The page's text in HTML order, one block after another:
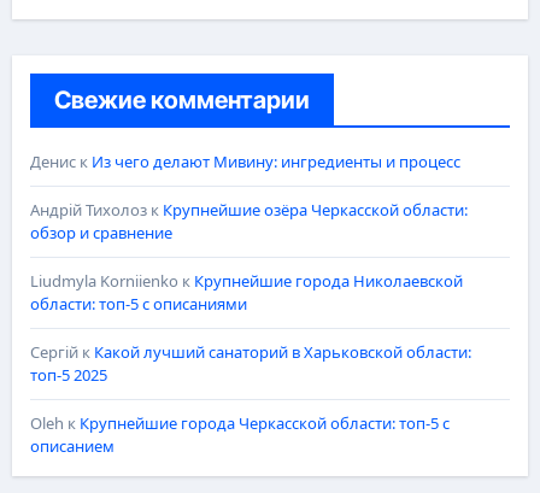
Свежие комментарии
Дениск Из чего делают Мивину: ингредиенты и процесс
Андрій Тихолозк Крупнейшие озёра Черкасской области:
обзор и сравнение
Liudmyla Korniienko к Крупнейшие города Николаевской
области: топ-5 с описаниями
Сергійк Какой лучший санаторий в Харьковской области:
топ-5 2025
Oleh к Крупнейшие города Черкасской области: топ-5 с
описанием